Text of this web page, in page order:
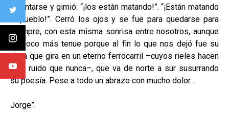
levantarse y gimió: “¡los están matando!”. “¡Están matando
al pueblo!”. Cerró los ojos y se fue para quedarse para
siempre, con esta misma sonrisa entre nosotros, aunque
un poco más tenue porque al fin lo que nos dejó fue su
alma que gira en un eterno ferrocarril –cuyos rieles hacen
más ruido que nunca–, que va de norte a sur susurrando
su poesía. Pese a todo un abrazo con mucho dolor…
Jorge”.